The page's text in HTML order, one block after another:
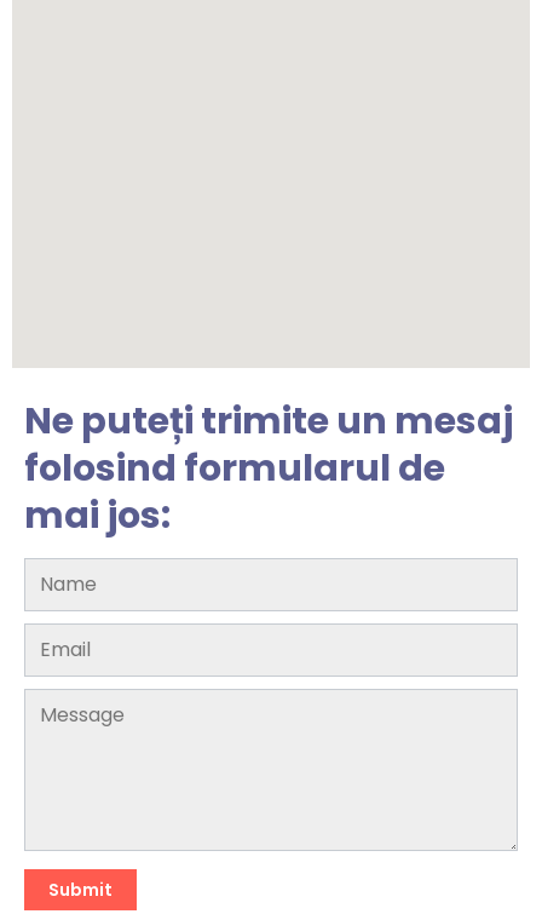
Ne puteți trimite un mesaj
folosind formularul de
mai jos:
Submit